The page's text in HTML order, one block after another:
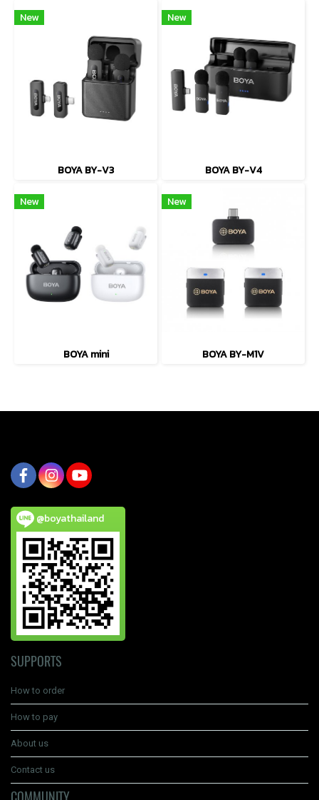
New
BOYA BY-V3
New
BOYA BY-V4
New
BOYA mini
New
BOYA BY-M1V
@boyathailand
SUPPORTS
How to order
How to pay
About us
Contact us